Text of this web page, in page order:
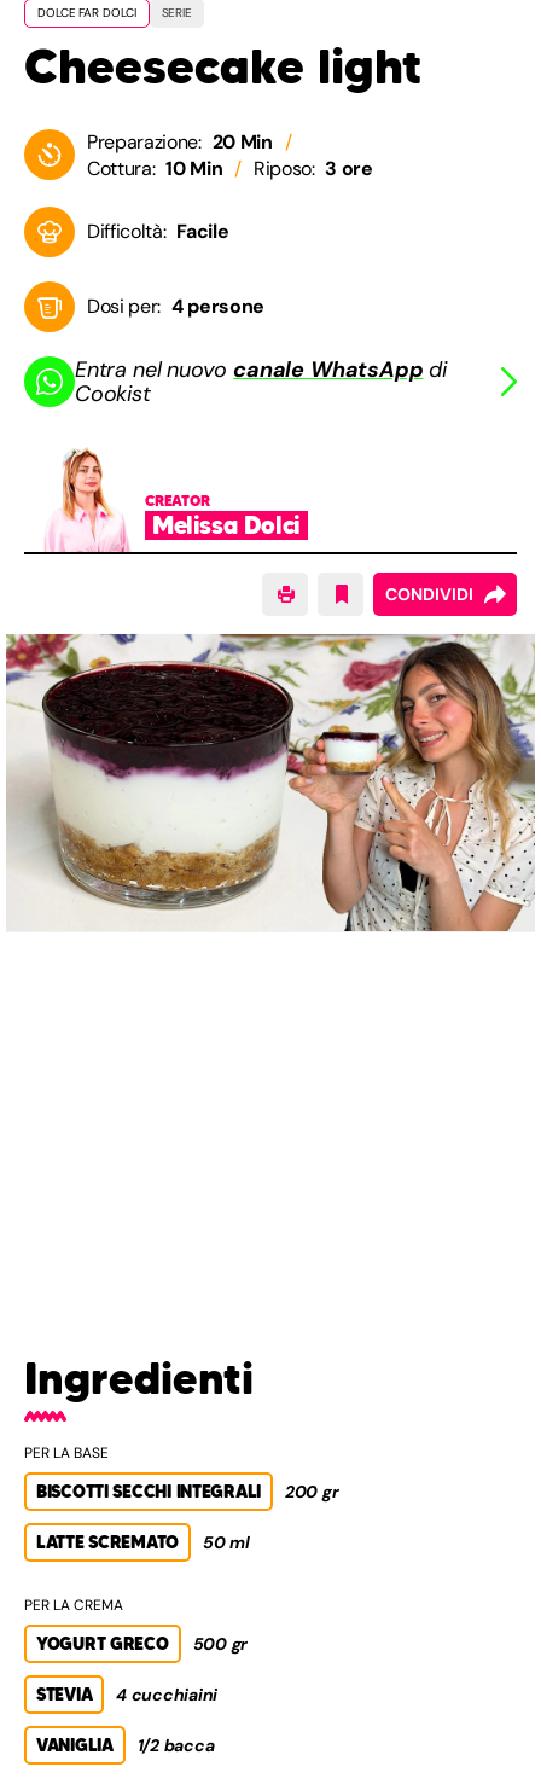
DOLCE FAR DOLCI SERIE
Cheesecake light
Preparazione: 20 Min
Cottura: 10 Min Riposo: 3 ore
Difficoltà: Facile
Dosi per: 4 persone
Entra nel nuovocanale WhatsApp di
Cookist
CREATOR
Melissa Dolci
CONDIVIDI
Ingredienti
PER LA BASE
BISCOTTI SECCHI INTEGRALI 200 gr
LATTE SCREMATO 50 ml
PER LA CREMA
YOGURT GRECO 500 gr
STEVIA 4 cucchiaini
VANIGLIA 1/2 bacca